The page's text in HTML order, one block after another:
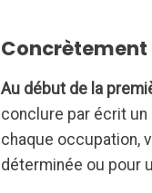
Au début de la
conclure par écrit un
chaque occupation,
déterminée ou pour